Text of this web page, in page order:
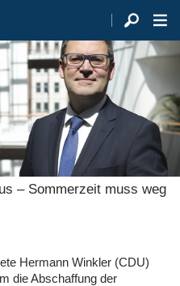
– Sommerzeit muss weg
Hermann Winkler (CDU)
die Abschaffung der